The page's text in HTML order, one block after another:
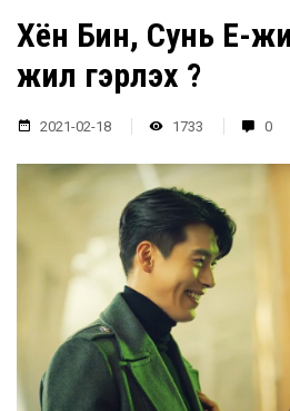
Хён Бин, Сунь Е-
жил гэрлэх үү?
2021-02-18 1733 0